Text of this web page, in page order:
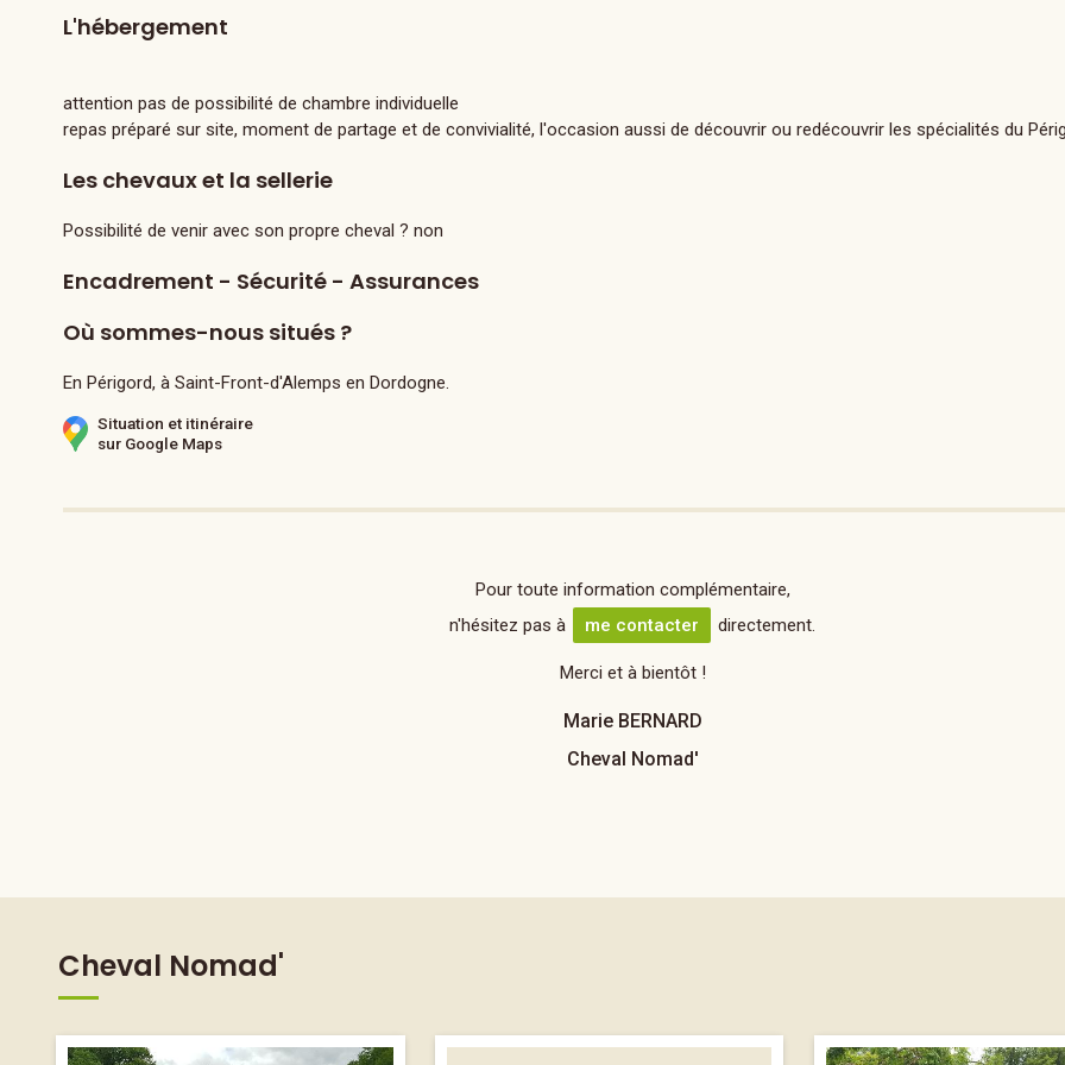
L'hébergement
attention pas de possibilité de chambre individuelle
repas préparé sur site, moment de partage et de convivialité, l'occasion aussi de découvrir ou redécouvrir les spécialités du
Les chevaux et la sellerie
Possibilité de venir avec son propre cheval ? non
Encadrement - Sécurité - Assurances
Où sommes-nous situés ?
En Périgord, à Saint-Front-d'Alemps en Dordogne.
Situation et itinéraire
sur Google Maps
Pour toute information complémentaire,
n'hésitez pas à
me contacter directement.
Merci et à bientôt !
Marie BERNARD
Cheval Nomad'
Cheval Nomad'